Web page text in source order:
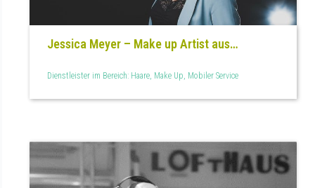
Jessica Meyer – Make up Artist aus
Dienstleister im Bereich: Haare, Make Up, Mobiler Service